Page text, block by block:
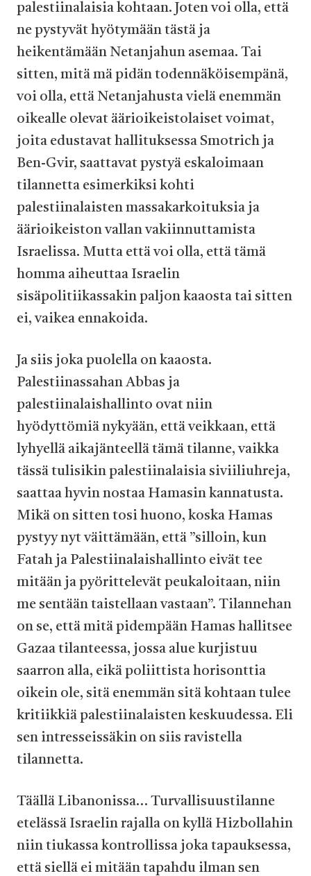
palestiinalaisia kohtaan. Joten voi olla, että
ne pystyvät hyötymään tästä ja
heikentämään Netanjahun asemaa. Tai
sitten, mitä mä pidän todennäköisempänä,
voi olla, että Netanjahusta vielä enemmän
oikealle olevat äärioikeistolaiset voimat,
joita edustavat hallituksessa Smotrich ja
Ben-Gvir, saattavat pystyä eskaloimaan
tilannetta esimerkiksi kohti
palestiinalaisten massakarkoituksia ja
äärioikeiston vallan vakiinnuttamista
Israelissa. Mutta että voi olla, että tämä
homma aiheuttaa Israelin
sisäpolitiikassakin paljon kaaosta tai sitten
ei, vaikea ennakoida.
Ja siis joka puolella on kaaosta.
Palestiinassahan Abbas ja
palestiinalaishallinto ovat niin
hyödyttömiä nykyään, että veikkaan, että
lyhyellä aikajänteellä tämä tilanne, vaikka
tässä tulisikin palestiinalaisia siviiliuhreja,
saattaa hyvin nostaa Hamasin kannatusta.
Mikä on sitten tosi huono, koska Hamas
pystyy nyt väittämään, että ”silloin, kun
Fatah ja Palestiinalaishallinto eivät tee
mitään ja pyörittelevät peukaloitaan, niin
me sentään taistellaan vastaan”. Tilannehan
on se, että mitä pidempään Hamas hallitsee
Gazaa tilanteessa, jossa alue kurjistuu
saarron alla, eikä poliittista horisonttia
oikein ole, sitä enemmän sitä kohtaan tulee
kritiikkiä palestiinalaisten keskuudessa. Eli
sen intresseissäkin on siis ravistella
tilannetta.
Täällä Libanonissa… Turvallisuustilanne
etelässä Israelin rajalla on kyllä Hizbollahin
niin tiukassa kontrollissa joka tapauksessa,
että siellä ei mitään tapahdu ilman sen